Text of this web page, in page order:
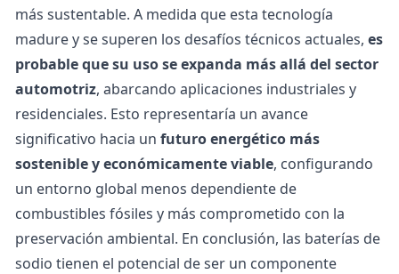
más sustentable. A medida que esta tecnología
madure y se superen los desafíos técnicos actuales, es
probable que su uso se expanda más allá del sector
automotriz, abarcando aplicaciones industriales y
residenciales. Esto representaría un avance
significativo hacia un futuro energético más
sostenible y económicamente viable, configurando
un entorno global menos dependiente de
combustibles fósiles y más comprometido con la
preservación ambiental. En conclusión, las baterías de
sodio tienen el potencial de ser un componente